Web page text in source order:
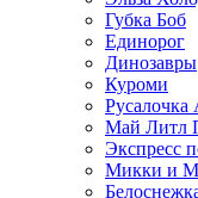
Губка Боб
Единорог
Динозавры
Куроми
Русалочка
Май Литл
Экспресс
Микки и